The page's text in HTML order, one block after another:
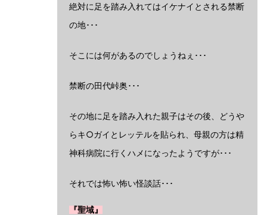
絶対に足を踏み入れてはイケナイとされる禁断
の地･･･
そこには何があるのでしょうねぇ･･･
禁断の田代峠奥･･･
その地に足を踏み入れた親子はその後、どうや
らキ○ガイとレッテルを貼られ、母親の方は精
神科病院に行くハメになったようですが･･･
それでは怖い怖い怪談話･･･
『聖域』